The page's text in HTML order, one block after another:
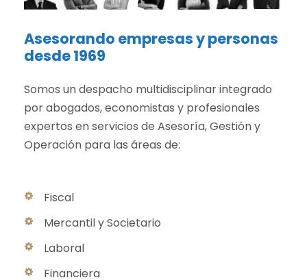
Asesorando empresas y personas
desde 1969
Somos un despacho multidisciplinar integrado
por abogados, economistas y profesionales
expertos en servicios de Asesoría, Gestión y
Operación para las áreas de:
Fiscal
Mercantil y Societario
Laboral
Financiera